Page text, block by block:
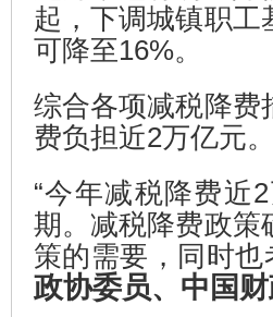
起，下调城镇职工
可降至16%。
综合各项减税降费
费负担近2万亿元。
“今年减税降费近
期。减税降费政策
策的需要，同时也
政协委员、中国